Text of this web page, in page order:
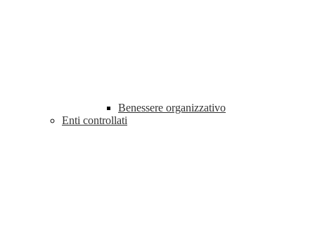
Benessere organizzativo
Enti controllati